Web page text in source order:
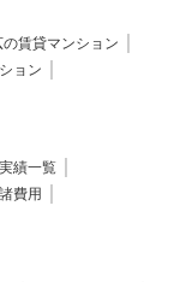
の賃貸マンション
ョン
績一覧
費用